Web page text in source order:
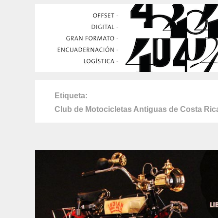
Etiqueta
Club de Motocicletas Antiguas de Costa